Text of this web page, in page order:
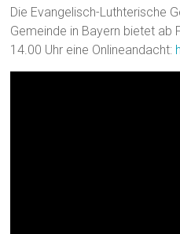
Die Evangelisch-Luthterische
Gemeinde in Bayern bietet ab
14.00 Uhr eine Onlineandacht: